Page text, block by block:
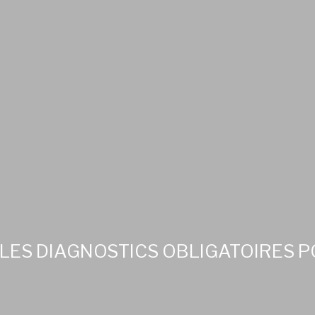
LES DIAGNOSTICS OBLIGATOIRES